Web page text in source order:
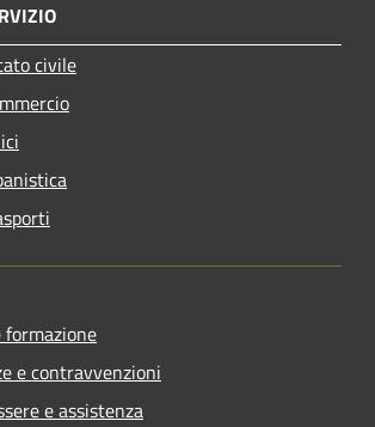
civile
formazione
e contravvenzioni
e assistenza